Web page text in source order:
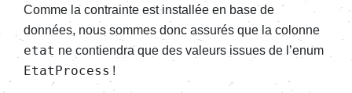
Comme la contrainte est instal­lée en base de
données, nous sommes donc assu­rés que la colonne
etat ne contien­dra que des valeurs issues de l’enum
EtatProcess !